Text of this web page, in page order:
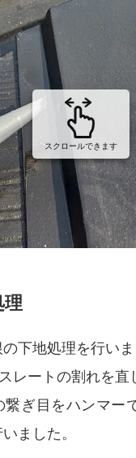
スクロールできます
理
の下地処理を行い
レートの割れを直
繋ぎ目をハンマー
ました。